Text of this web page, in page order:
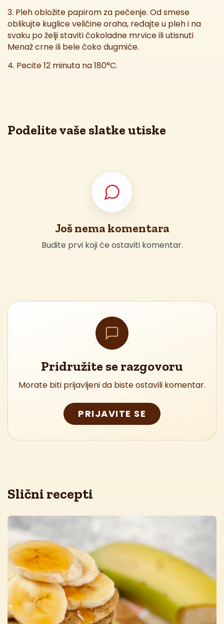
3. Pleh obložite papirom za pečenje. Od smese
oblikujte kuglice veličine oraha, ređajte u pleh i na
svaku po želji staviti čokoladne mrvice ili utisnuti
Menaž crne ili bele čoko dugmiće.
4. Pecite 12 minuta na 180°C.
Podelite vaše slatke utiske
Još nema komentara
Budite prvi koji će ostaviti komentar.
Pridružite se razgovoru
Morate biti prijavljeni da biste ostavili komentar.
PRIJAVITE SE
Slični recepti